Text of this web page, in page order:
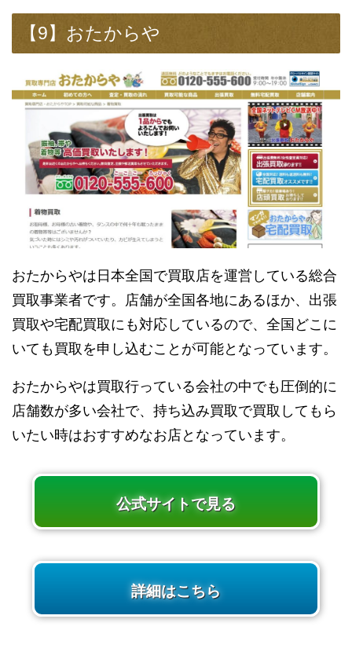
【9】おたからや
おたからやは日本全国で買取店を運営している総合
買取事業者です。店舗が全国各地にあるほか、出張
買取や宅配買取にも対応しているので、全国どこに
いても買取を申し込むことが可能となっています。
おたからやは買取行っている会社の中でも圧倒的に
店舗数が多い会社で、持ち込み買取で買取してもら
いたい時はおすすめなお店となっています。
公式サイトで見る
詳細はこちら